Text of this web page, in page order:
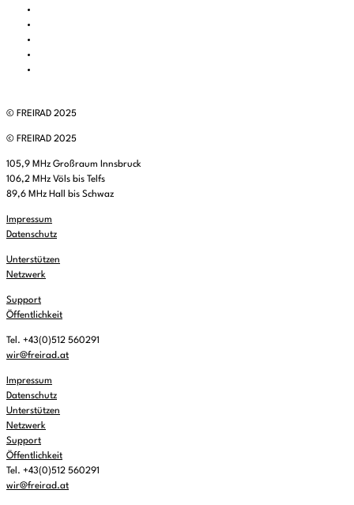
© FREIRAD 2025
© FREIRAD 2025
105,9 MHz Großraum Innsbruck
106,2 MHz Völs bis Telfs
89,6 MHz Hall bis Schwaz
Impressum
Datenschutz
Unterstützen
Netzwerk
Support
Öffentlichkeit
Tel. +43(0)512 560291
wir@freirad.at
Impressum
Datenschutz
Unterstützen
Netzwerk
Support
Öffentlichkeit
Tel. +43(0)512 560291
wir@freirad.at